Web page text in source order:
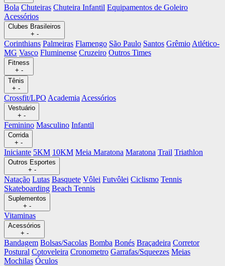
Bola Chuteiras Chuteira Infantil Equipamentos de Goleiro
Acessórios
Clubes Brasileiros
+ -
Corinthians Palmeiras Flamengo São Paulo Santos Grêmio Atlético-
MG Vasco Fluminense Cruzeiro Outros Times
Fitness
+ -
Tênis
+ -
Crossfit/LPO Academia Acessórios
Vestuário
+ -
Feminino Masculino Infantil
Corrida
+ -
Iniciante 5KM 10KM Meia Maratona Maratona Trail Triathlon
Outros Esportes
+ -
Natação Lutas Basquete Vôlei Futvôlei Ciclismo Tennis
Skateboarding Beach Tennis
Suplementos
+ -
Vitaminas
Acessórios
+ -
Bandagem Bolsas/Sacolas Bomba Bonés Braçadeira Corretor
Postural Cotoveleira Cronometro Garrafas/Squeezes Meias
Mochilas Óculos